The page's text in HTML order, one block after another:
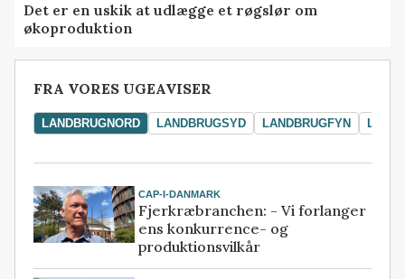
Det er en uskik at udlægge et røgslør om
økoproduktion
FRA VORES UGEAVISER
LANDBRUGNORD LANDBRUGSYD LANDBRUGFYN
CAP-I-DANMARK
Fjerkræbranchen: - Vi forlanger
ens konkurrence- og
produktionsvilkår